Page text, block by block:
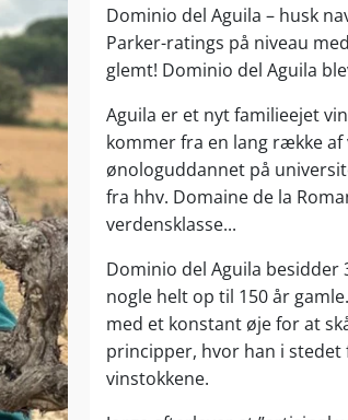
Dominio del Aguila – husk
Parker-ratings på niveau
glemt! Dominio del Aguila
Aguila er et nyt familieejet
kommer fra en lang række
ønologuddannet på
fra hhv. Domaine de la
verdensklasse...
Dominio del Aguila besidder
nogle helt op til 150 år
med et konstant øje for at
principper, hvor han i
vinstokkene.